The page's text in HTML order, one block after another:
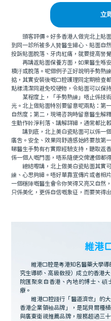
立
頭客評價。好多香港人做完北上貼面
到同一診所被多人贊醫生細心、貼面自
投訴貼面脫落、牙肉紅痛，就要提高警
再講返貼面保養方面，如果醫生喺安
積汙或脫落。呢個例子正好說明手勢熟
掂，其實安裝後嘅口腔護理同定期檢查
點樣清潔同避免咬硬物，令貼面可以保
某程度上，「手勢熟練」唔止係技術
光。北上做貼面特別要留意呢兩點：第
自然度；第二，現場咨詢時留意醫生解
生動作幹淨利落、講解詳細，通常都比
講到底，北上美白瓷貼面可以係一個
廣告。安全、效果同舒適感始終要放第
睇醫生手勢有冇實際經驗支持，聽取返
係一個人嘅門面，唔系隨便交俾邊個都
總結嚟講，北上做美白瓷貼面其實可
練、心思夠細。唔好單靠宣傳片或者相
一個穩陣嘅醫生會令你笑得又亮又自然
只係美化，更係自信嘅象征，而要笑得
維港
維港口腔是粵港知名醫藥大學
究生導師、高級教授）成立的香港
院匯聚來自香港、內地的博士、
療。
維港口腔踐行「醫道濟世」的
香港企業領袖品牌」，是諾貝爾種
與廣東衛視推薦品牌，服務超過三